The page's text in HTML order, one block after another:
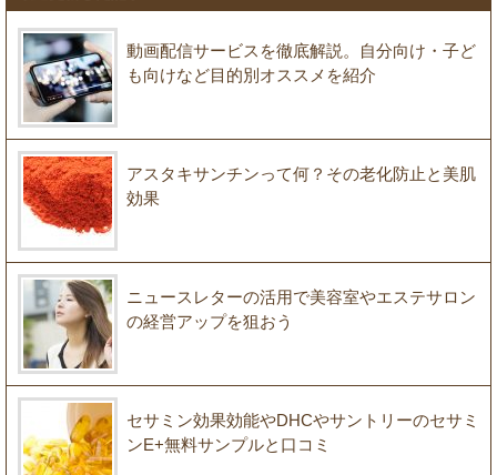
動画配信サービスを徹底解説。自分向け・子ど
も向けなど目的別オススメを紹介
アスタキサンチンって何？その老化防止と美肌
効果
ニュースレターの活用で美容室やエステサロン
の経営アップを狙おう
セサミン効果効能やDHCやサントリーのセサミ
ンE+無料サンプルと口コミ